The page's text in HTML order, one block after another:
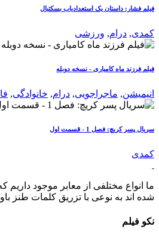
فیلم فشار: داستان یک استعدادیاب بسکتبال
کمدی, درام, ورزشی
فیلم فرزند ماه کامیاری - نسخه دوبله
انیمیشن, ماجراجویی, درام, خانوادگی,
سریال پسر کریچ: فصل 1 - قسمت اول
کمدی
ما انواع مختلفی از معابر موجود داریم که
شده اند به نوعی با تزریق کلمات طنز
نکو فیلم